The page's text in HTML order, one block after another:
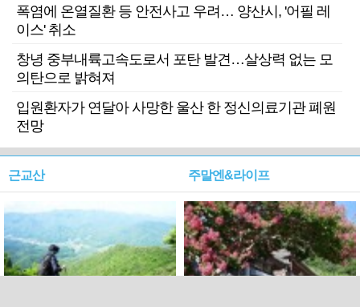
폭염에 온열질환 등 안전사고 우려… 양산시, '어필 레
이스' 취소
창녕 중부내륙고속도로서 포탄 발견…살상력 없는 모
의탄으로 밝혀져
입원환자가 연달아 사망한 울산 한 정신의료기관 폐원
전망
근교산 주말엔&라이프